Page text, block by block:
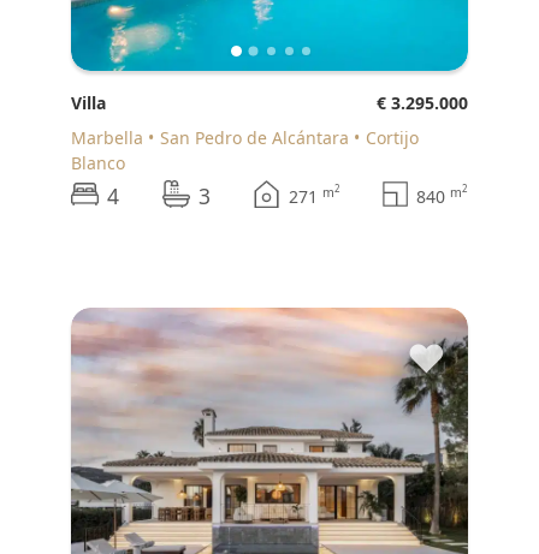
Villa
€ 3.295.000
Marbella
San Pedro de Alcántara
Cortijo
Blanco
4 3 271 m2 840 m2
♥